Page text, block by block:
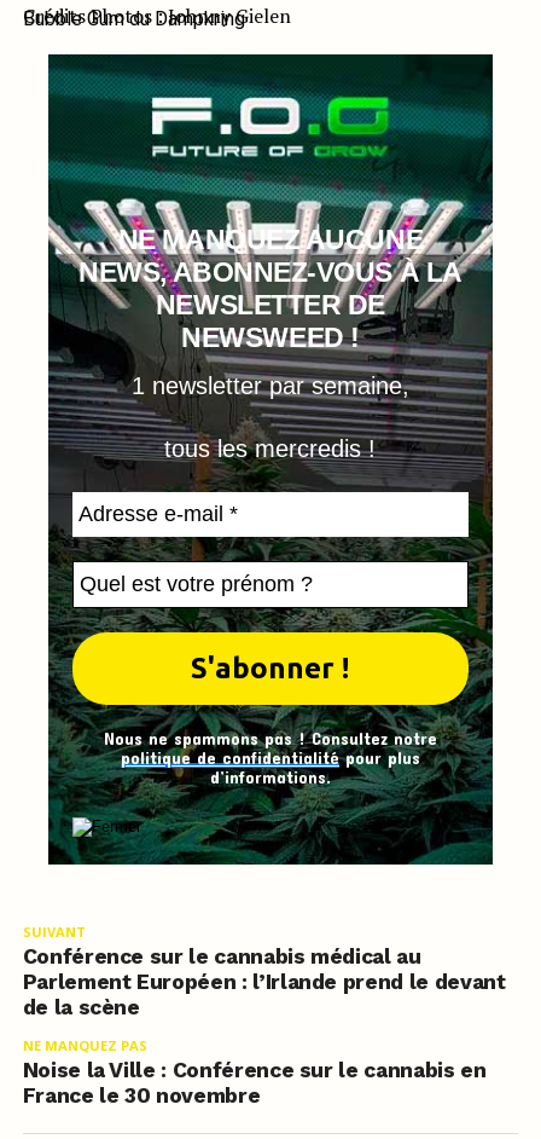
Bubble Gum du Dampkring
Crédits Photos : Johnny Gielen
NE MANQUEZ AUCUNE
NEWS, ABONNEZ-VOUS À LA
NEWSLETTER DE
NEWSWEED !
1 newsletter par semaine,
tous les mercredis !
Nous ne spammons pas ! Consultez notre
politique de confidentialitépour plus
d’informations.
SUIVANT
Conférence sur le cannabis médical au
Parlement Européen : l’Irlande prend le devant
de la scène
NE MANQUEZ PAS
Noise la Ville : Conférence sur le cannabis en
France le 30 novembre